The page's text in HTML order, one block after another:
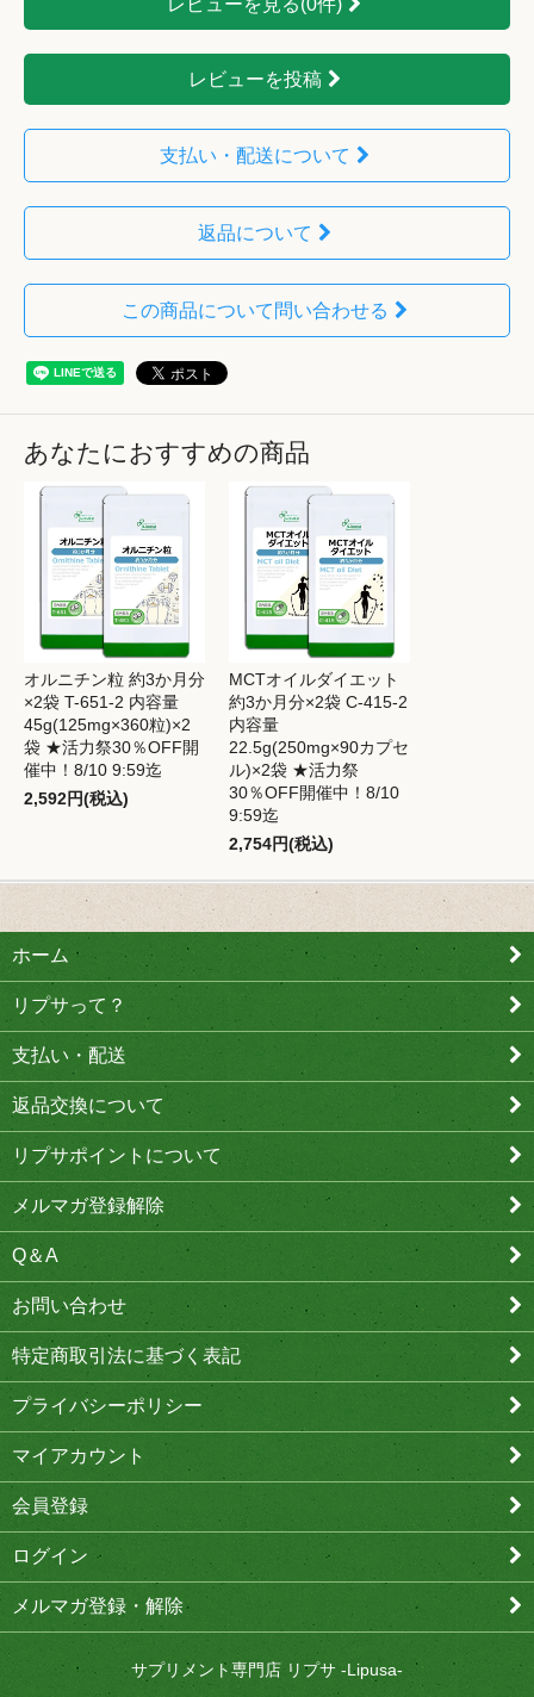
レビューを投稿
支払い・配送について
返品について
この商品について問い合わせる
あなたにおすすめの商品
オルニチン粒 約3か月分
×2袋 T-651-2 内容量
45g(125mg×360粒)×2
袋 ★活力祭30％OFF開
催中！8/10 9:59迄
2,592円(税込)
MCTオイルダイエット
約3か月分×2袋 C-415-2
内容量
22.5g(250mg×90カプセ
ル)×2袋 ★活力祭
30％OFF開催中！8/10
9:59迄
2,754円(税込)
ホーム
リプサって？
支払い・配送
返品交換について
リプサポイントについて
メルマガ登録解除
Q＆A
お問い合わせ
特定商取引法に基づく表記
プライバシーポリシー
マイアカウント
会員登録
ログイン
メルマガ登録・解除
サプリメント専門店 リプサ -Lipusa-